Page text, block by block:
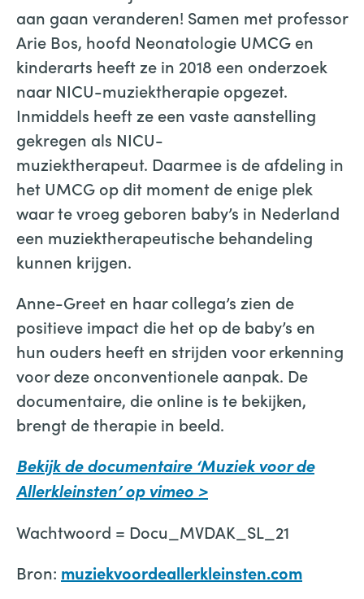
aan gaan veranderen! Samen met professor
Arie Bos, hoofd Neonatologie UMCG en
kinderarts heeft ze in 2018 een onderzoek
naar NICU-muziektherapie opgezet.
Inmiddels heeft ze een vaste aanstelling
gekregen als NICU-
muziektherapeut. Daarmee is de afdeling in
het UMCG op dit moment de enige plek
waar te vroeg geboren baby’s in Nederland
een muziektherapeutische behandeling
kunnen krijgen.
Anne-Greet en haar collega’s zien de
positieve impact die het op de baby’s en
hun ouders heeft en strijden voor erkenning
voor deze onconventionele aanpak. De
documentaire, die online is te bekijken,
brengt de therapie in beeld.
Bekijk de documentaire ‘Muziek voor de
Allerkleinsten’ op vimeo >
Wachtwoord = Docu_MVDAK_SL_21
Bron: muziekvoordeallerkleinsten.com